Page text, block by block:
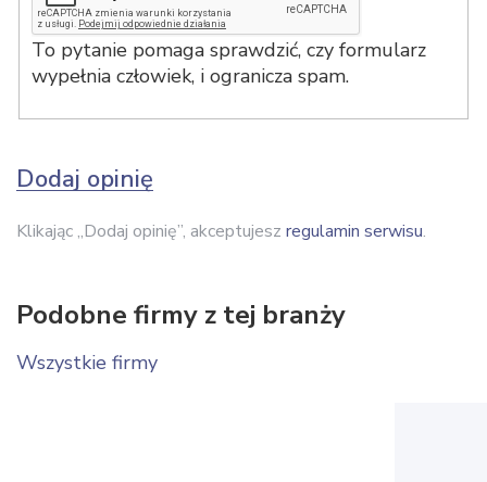
To pytanie pomaga sprawdzić, czy formularz
wypełnia człowiek, i ogranicza spam.
Dodaj opinię
Klikając „Dodaj opinię”, akceptujesz regulamin serwisu.
Podobne firmy z tej branży
Wszystkie firmy